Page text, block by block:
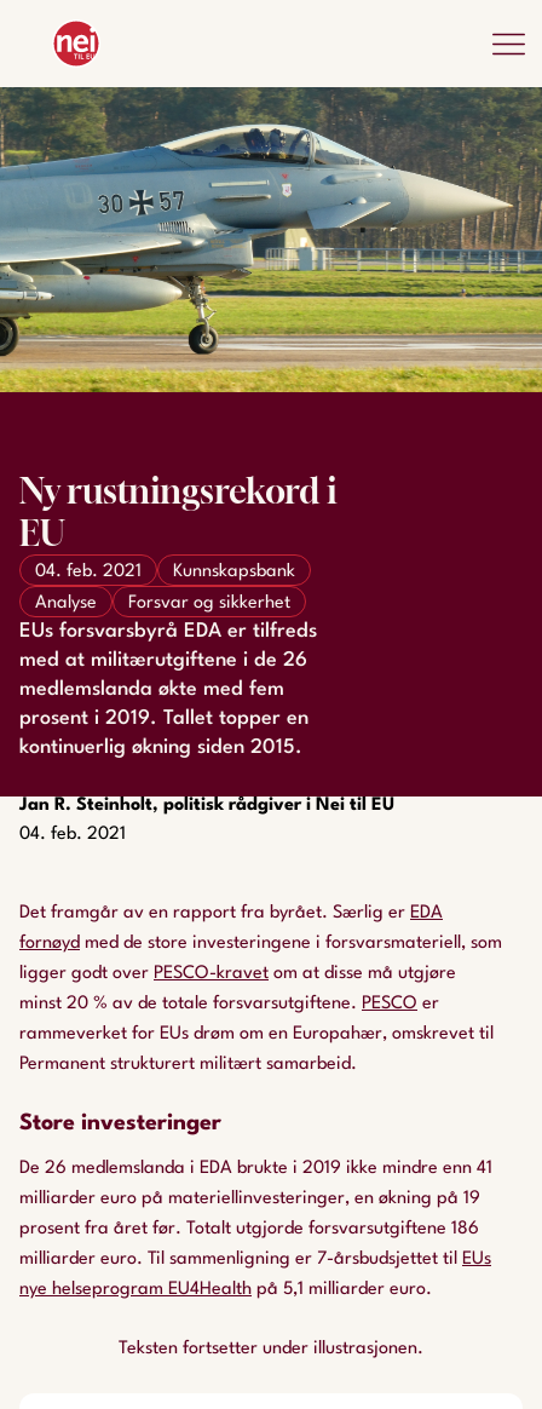
Jan R. Steinholt, politisk rådgiver i Nei til EU
04. feb. 2021
Ny rustningsrekord i
EU
04. feb. 2021
Kunnskapsbank
Analyse
Forsvar og sikkerhet
EUs forsvarsbyrå EDA er tilfreds
med at militærutgiftene i de 26
medlemslanda økte med fem
prosent i 2019. Tallet topper en
kontinuerlig økning siden 2015.
Det framgår av en rapport fra byrået. Særlig er EDA
fornøyd med de store investeringene i forsvarsmateriell, som
ligger godt over PESCO-kravet om at disse må utgjøre
minst 20 % av de totale forsvarsutgiftene. PESCO er
rammeverket for EUs drøm om en Europahær, omskrevet til
Permanent strukturert militært samarbeid.
Store investeringer
De 26 medlemslanda i EDA brukte i 2019 ikke mindre enn 41
milliarder euro på materiellinvesteringer, en økning på 19
prosent fra året før. Totalt utgjorde forsvarsutgiftene 186
milliarder euro. Til sammenligning er 7-årsbudsjettet til EUs
nye helseprogram EU4Health på 5,1 milliarder euro.
Teksten fortsetter under illustrasjonen.